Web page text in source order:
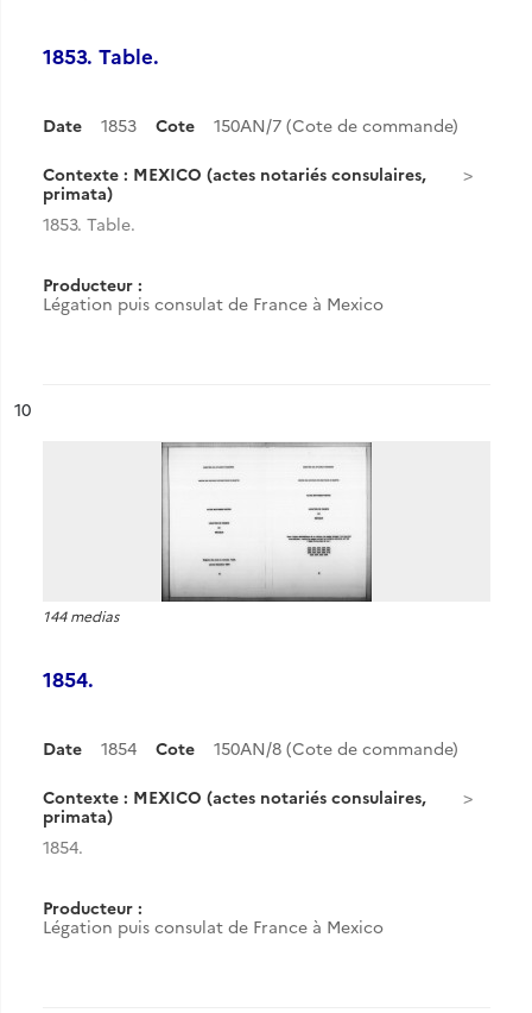
1853. Table.
Date 1853 Cote 150AN/7 (Cote de commande)
Contexte : MEXICO (actes notariés consulaires,
primata)
1853. Table.
Producteur :
Légation puis consulat de France à Mexico
n°
10
144 medias
1854.
Date 1854 Cote 150AN/8 (Cote de commande)
Contexte : MEXICO (actes notariés consulaires,
primata)
1854.
Producteur :
Légation puis consulat de France à Mexico